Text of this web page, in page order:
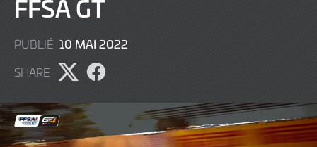
FFSA GT
PUBLIÉ 10 MAI 2022
SHARE
Partager
sur
X
Partager
sur
Facebook